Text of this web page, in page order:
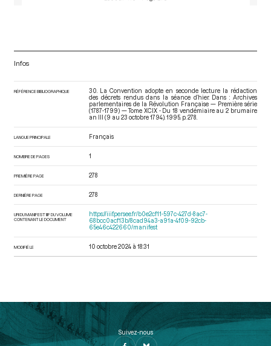
Infos
RÉFÉRENCE BIBLIOGRAPHIQUE
30. La Convention adopte en seconde lecture la rédaction
des décrets rendus dans la séance d’hier. Dans : Archives
parlementaires de la Révolution Française — Première série
(1787-1799) — Tome XCIX - Du 18 vendémiaire au 2 brumaire
an III (9 au 23 octobre 1794) . 1995. p. 278.
LANGUE PRINCIPALE Français
NOMBRE DE PAGES 1
PREMIÈRE PAGE 278
DERNIÈRE PAGE 278
URI DU MANIFEST IIIF DU VOLUME
CONTENANT LE DOCUMENT
https://iiif.persee.fr/b0e2cf11-597c-427d-8ac7-
68bcc0acf13b/8cad94a3-a91a-4f09-92cb-
65e46c422660/manifest
MODIFIÉ LE 10 octobre 2024 à 18:31
Suivez-nous